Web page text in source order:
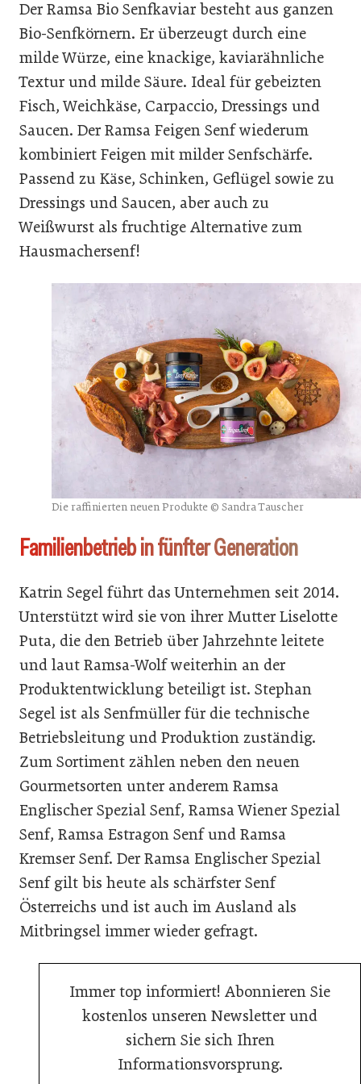
Der Ramsa Bio Senfkaviar besteht aus ganzen
Bio-Senfkörnern. Er überzeugt durch eine
milde Würze, eine knackige, kaviarähnliche
Textur und milde Säure. Ideal für gebeizten
Fisch, Weichkäse, Carpaccio, Dressings und
Saucen. Der Ramsa Feigen Senf wiederum
kombiniert Feigen mit milder Senfschärfe.
Passend zu Käse, Schinken, Geflügel sowie zu
Dressings und Saucen, aber auch zu
Weißwurst als fruchtige Alternative zum
Hausmachersenf!
Die raffinierten neuen Produkte © Sandra Tauscher
Familienbetrieb in fünfter Generation
Katrin Segel führt das Unternehmen seit 2014.
Unterstützt wird sie von ihrer Mutter Liselotte
Puta, die den Betrieb über Jahrzehnte leitete
und laut Ramsa-Wolf weiterhin an der
Produktentwicklung beteiligt ist. Stephan
Segel ist als Senfmüller für die technische
Betriebsleitung und Produktion zuständig.
Zum Sortiment zählen neben den neuen
Gourmetsorten unter anderem Ramsa
Englischer Spezial Senf, Ramsa Wiener Spezial
Senf, Ramsa Estragon Senf und Ramsa
Kremser Senf. Der Ramsa Englischer Spezial
Senf gilt bis heute als schärfster Senf
Österreichs und ist auch im Ausland als
Mitbringsel immer wieder gefragt.
Immer top informiert! Abonnieren Sie
kostenlos unseren Newsletter und
sichern Sie sich Ihren
Informationsvorsprung.